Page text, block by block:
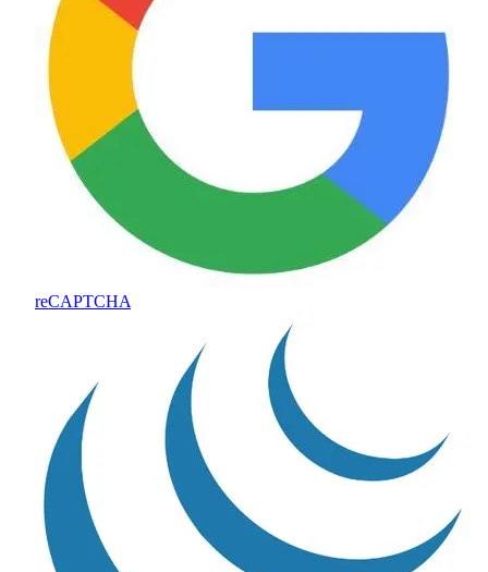
reCAPTCHA